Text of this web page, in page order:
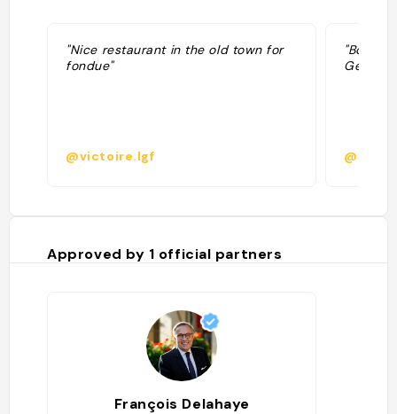
"Nice restaurant in the old town for
fondue"
@victoire.lgf
"Bon
Genève
Approved by 1 official partners
François Delahaye